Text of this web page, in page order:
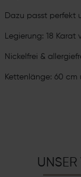
Dazu passt perfekt
Legierung: 18
Nickelfrei &
Kettenlänge: 60 cm
UNSER